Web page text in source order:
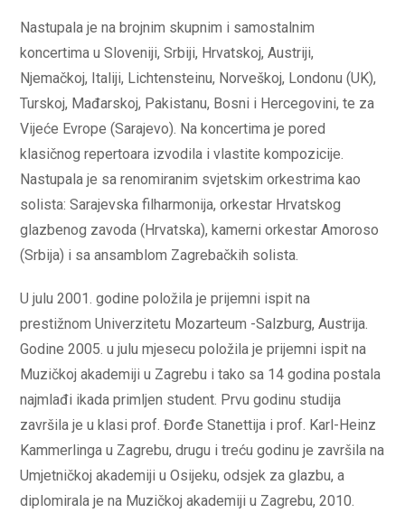
Nastupala je na brojnim skupnim i samostalnim
koncertima u Sloveniji, Srbiji, Hrvatskoj, Austriji,
Njemačkoj, Italiji, Lichtensteinu, Norveškoj, Londonu (UK),
Turskoj, Mađarskoj, Pakistanu, Bosni i Hercegovini, te za
Vijeće Evrope (Sarajevo). Na koncertima je pored
klasičnog repertoara izvodila i vlastite kompozicije.
Nastupala je sa renomiranim svjetskim orkestrima kao
solista: Sarajevska filharmonija, orkestar Hrvatskog
glazbenog zavoda (Hrvatska), kamerni orkestar Amoroso
(Srbija) i sa ansamblom Zagrebačkih solista.
U julu 2001. godine položila je prijemni ispit na
prestižnom Univerzitetu Mozarteum -Salzburg, Austrija.
Godine 2005. u julu mjesecu položila je prijemni ispit na
Muzičkoj akademiji u Zagrebu i tako sa 14 godina postala
najmlađi ikada primljen student. Prvu godinu studija
završila je u klasi prof. Đorđe Stanettija i prof. Karl-Heinz
Kammerlinga u Zagrebu, drugu i treću godinu je završila na
Umjetničkoj akademiji u Osijeku, odsjek za glazbu, a
diplomirala je na Muzičkoj akademiji u Zagrebu, 2010.